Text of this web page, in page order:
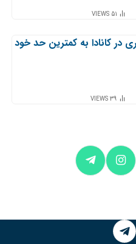
51
VIEWS
در کانادا به کمترین حد خود
39
VIEWS
Telegram